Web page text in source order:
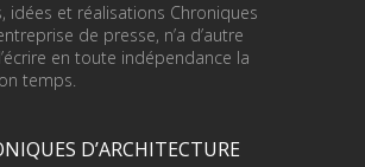
idées et réalisations Chroniques
de presse, n’a d’autre
en toute indépendance la
temps.
D’ARCHITECTURE